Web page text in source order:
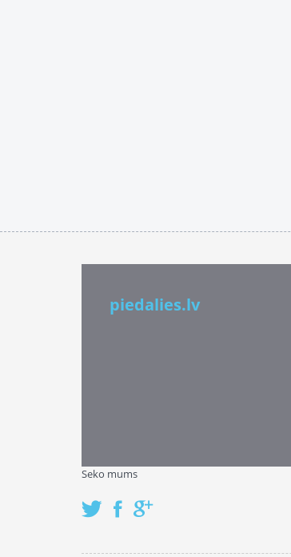
piedalies.lv
Seko mums